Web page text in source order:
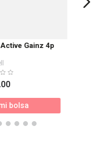
Gainz 4p
00
bolsa